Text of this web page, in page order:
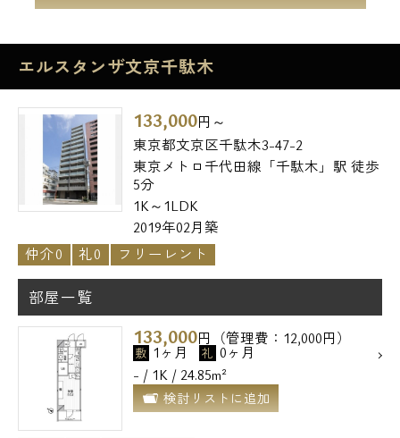
エルスタンザ文京千駄木
133,000円～
東京都文京区千駄木3-47-2
東京メトロ千代田線「千駄木」駅 徒歩
5分
1K～1LDK
2019年02月築
仲介0
礼0 フリーレント
部屋一覧
133,000円（管理費：12,000円）
敷 1ヶ月 礼 0ヶ月
- / 1K / 24.85m²
検討リストに追加